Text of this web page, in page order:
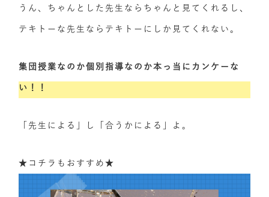
うん、ちゃんとした先生ならちゃんと見てくれるし、
テキトーな先生ならテキトーにしか見てくれない。
集団授業なのか個別指導なのか本っ当にカンケーな
い！！
「先生による」し「合うかによる」よ。
★コチラもおすすめ★